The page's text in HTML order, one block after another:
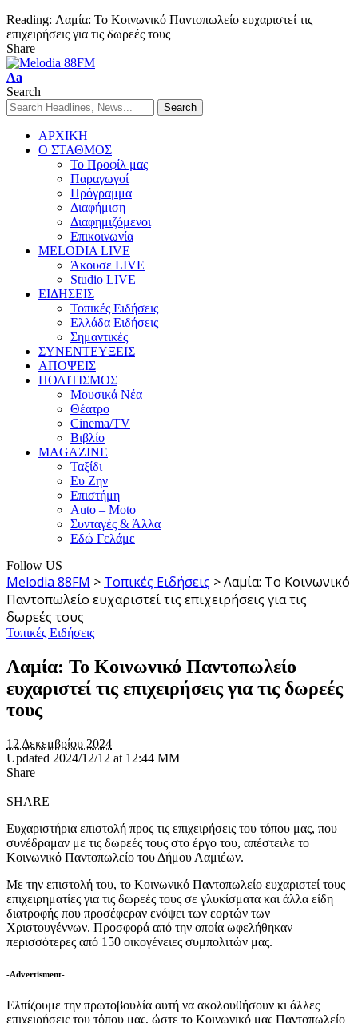
Reading: Λαμία: Το Κοινωνικό Παντοπωλείο ευχαριστεί τις
επιχειρήσεις για τις δωρεές τους
Share
Aa
Search
ΑΡΧΙΚΗ
Ο ΣΤΑΘΜΟΣ
Το Προφίλ μας
Παραγωγοί
Πρόγραμμα
Διαφήμιση
Διαφημιζόμενοι
Επικοινωνία
MELODIA LIVE
Άκουσε LIVE
Studio LIVE
ΕΙΔΗΣΕΙΣ
Τοπικές Ειδήσεις
Ελλάδα Ειδήσεις
Σημαντικές
ΣΥΝΕΝΤΕΥΞΕΙΣ
ΑΠΟΨΕΙΣ
ΠΟΛΙΤΙΣΜΟΣ
Μουσικά Νέα
Θέατρο
Cinema/TV
Βιβλίο
MAGAZINE
Ταξίδι
Ευ Ζην
Επιστήμη
Auto – Moto
Συνταγές & Άλλα
Εδώ Γελάμε
Follow US
Melodia 88FM > Τοπικές Ειδήσεις >Λαμία: Το Κοινωνικό
Παντοπωλείο ευχαριστεί τις επιχειρήσεις για τις
δωρεές τους
Τοπικές Ειδήσεις
Λαμία: Το Κοινωνικό Παντοπωλείο
ευχαριστεί τις επιχειρήσεις για τις δωρεές
τους
12 Δεκεμβρίου 2024
Updated 2024/12/12 at 12:44 ΜΜ
Share
SHARE
Ευχαριστήρια επιστολή προς τις επιχειρήσεις του τόπου μας, που
συνέδραμαν με τις δωρεές τους στο έργο του, απέστειλε το
Κοινωνικό Παντοπωλείο του Δήμου Λαμιέων.
Με την επιστολή του, το Κοινωνικό Παντοπωλείο ευχαριστεί τους
επιχειρηματίες για τις δωρεές τους σε γλυκίσματα και άλλα είδη
διατροφής που προσέφεραν ενόψει των εορτών των
Χριστουγέννων. Προσφορά από την οποία ωφελήθηκαν
περισσότερες από 150 οικογένειες συμπολιτών μας.
-Advertisment-
Ελπίζουμε την πρωτοβουλία αυτή να ακολουθήσουν κι άλλες
επιχειρήσεις του τόπου μας, ώστε το Κοινωνικό μας Παντοπωλείο